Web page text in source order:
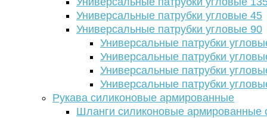
Универсальные патрубки угловые 45
Универсальные патрубки угловые 90
Универсальные патрубки
Универсальные патрубки
Универсальные патрубки
Универсальные патрубки
Рукава силиконовые армированные
Шланги силиконовые армированные